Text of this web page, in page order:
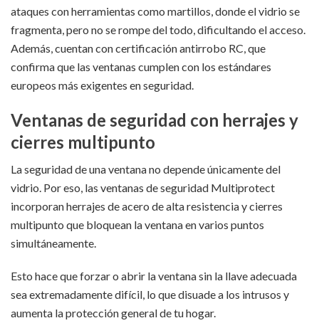
ataques con herramientas como martillos, donde el vidrio se
fragmenta, pero no se rompe del todo, dificultando el acceso.
Además, cuentan con certificación antirrobo RC, que
confirma que las ventanas cumplen con los estándares
europeos más exigentes en seguridad.
Ventanas de seguridad con herrajes y
cierres multipunto
La seguridad de una ventana no depende únicamente del
vidrio. Por eso, las ventanas de seguridad Multiprotect
incorporan herrajes de acero de alta resistencia y cierres
multipunto que bloquean la ventana en varios puntos
simultáneamente.
Esto hace que forzar o abrir la ventana sin la llave adecuada
sea extremadamente difícil, lo que disuade a los intrusos y
aumenta la protección general de tu hogar.